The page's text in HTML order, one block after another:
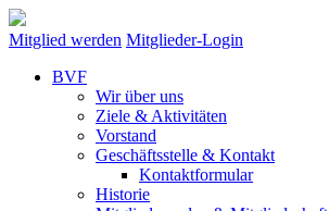
Mitglied werden Mitglieder-Login
BVF
Wir über uns
Ziele & Aktivitäten
Vorstand
Geschäftsstelle & Kontakt
Kontaktformular
Historie